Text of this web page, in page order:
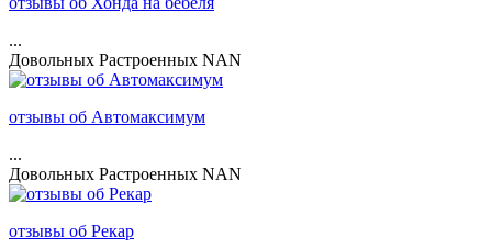
...
Довольных Растроенных NAN
отзывы об Автомаксимум
...
Довольных Растроенных NAN
отзывы об Рекар